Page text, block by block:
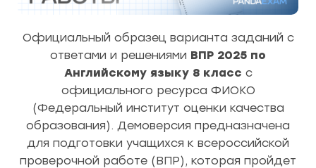
Официальный образец варианта заданий с
ответами и решениями ВПР 2025 по
Английскому языку 8 класс с
официального ресурса ФИОКО
(Федеральный институт оценки качества
образования). Демоверсия предназначена
для подготовки учащихся к всероссийской
проверочной работе (ВПР), которая пройдет